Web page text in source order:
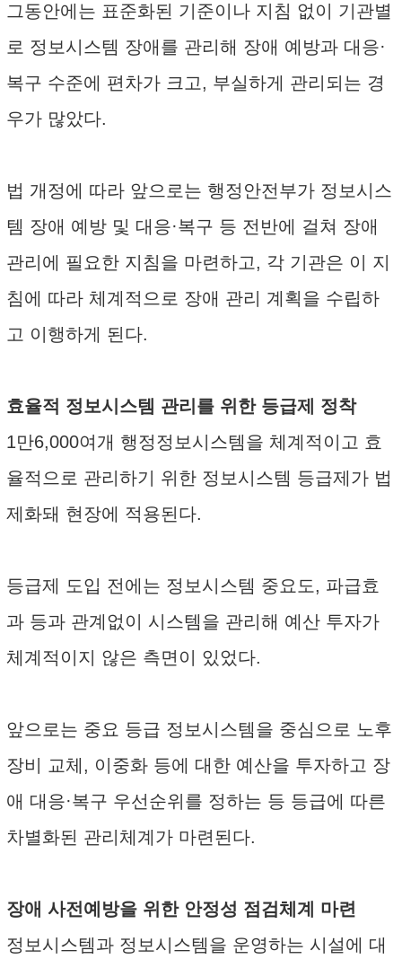
그동안에는 표준화된 기준이나 지침 없이 기관별
로 정보시스템 장애를 관리해 장애 예방과 대응·
복구 수준에 편차가 크고, 부실하게 관리되는 경
우가 많았다.
법 개정에 따라 앞으로는 행정안전부가 정보시스
템 장애 예방 및 대응·복구 등 전반에 걸쳐 장애
관리에 필요한 지침을 마련하고, 각 기관은 이 지
침에 따라 체계적으로 장애 관리 계획을 수립하
고 이행하게 된다.
효율적 정보시스템 관리를 위한 등급제 정착
1만6,000여개 행정정보시스템을 체계적이고 효
율적으로 관리하기 위한 정보시스템 등급제가 법
제화돼 현장에 적용된다.
등급제 도입 전에는 정보시스템 중요도, 파급효
과 등과 관계없이 시스템을 관리해 예산 투자가
체계적이지 않은 측면이 있었다.
앞으로는 중요 등급 정보시스템을 중심으로 노후
장비 교체, 이중화 등에 대한 예산을 투자하고 장
애 대응·복구 우선순위를 정하는 등 등급에 따른
차별화된 관리체계가 마련된다.
장애 사전예방을 위한 안정성 점검체계 마련
정보시스템과 정보시스템을 운영하는 시설에 대